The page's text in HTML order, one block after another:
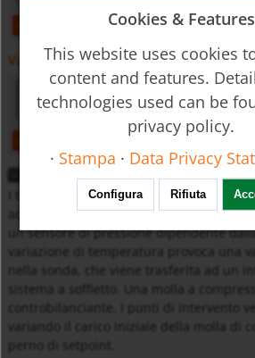
download
Varie
General Safety Instructions
Descrizione
I termostati per interni sono costruiti
acciaio inossidabile a riempimento
un sensore di pressione dipendente
variazione di temperatura provoca una
nella sonda, che viene trasferita ad un
controbilanciante. I punti di intervento
variando il carico iniziale della molla di
Cookies & Features
This website uses cookies
content and features.
technologies used can be
privacy policy.
· Stampa · Data Privacy
Configura Rifiuta